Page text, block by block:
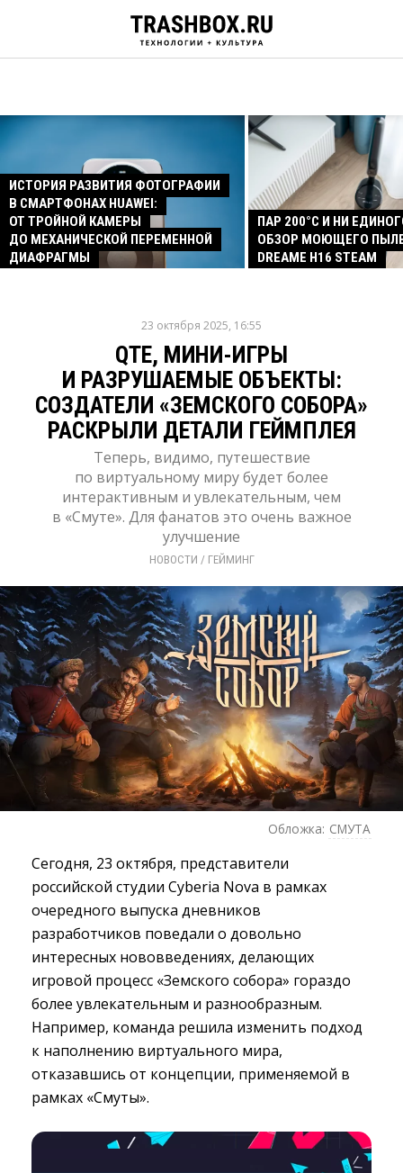
ИСТОРИЯ РАЗВИТИЯ ФОТОГРАФИИ
В СМАРТФОНАХ HUAWEI:
ОТ ТРОЙНОЙ КАМЕРЫ
ДО МЕХАНИЧЕСКОЙ ПЕРЕМЕННОЙ
ДИАФРАГМЫ
ПАР 200°C И НИ
ОБЗОР МОЮЩЕГО
DREAME H16 STEAM
23 октября 2025, 16:55
QTE, МИНИ-ИГРЫ
И РАЗРУШАЕМЫЕ ОБЪЕКТЫ:
СОЗДАТЕЛИ «ЗЕМСКОГО СОБОРА»
РАСКРЫЛИ ДЕТАЛИ ГЕЙМПЛЕЯ
Теперь, видимо, путешествие
по виртуальному миру будет более
интерактивным и увлекательным, чем
в «Смуте». Для фанатов это очень важное
улучшение
НОВОСТИ / ГЕЙМИНГ
Обложка: СМУТА
Сегодня, 23 октября, представители
российской студии Cyberia Nova в рамках
очередного выпуска дневников
разработчиков поведали о довольно
интересных нововведениях, делающих
игровой процесс «Земского собора» гораздо
более увлекательным и разнообразным.
Например, команда решила изменить подход
к наполнению виртуального мира,
отказавшись от концепции, применяемой в
рамках «Смуты».